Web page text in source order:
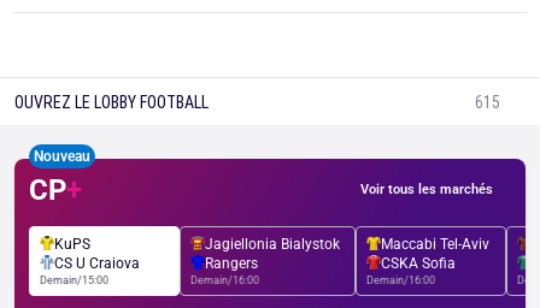
OUVREZ LE LOBBY FOOTBALL 615
Nouveau
CP+ Voir tous les marchés
KuPS
CS U Craiova
Demain/15:00
Jagiellonia Bialystok
Rangers
Demain/16:00
Maccabi Tel-Aviv
CSKA Sofia
Demain/16:00